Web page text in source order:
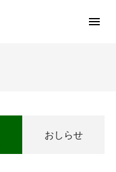
おしらせ